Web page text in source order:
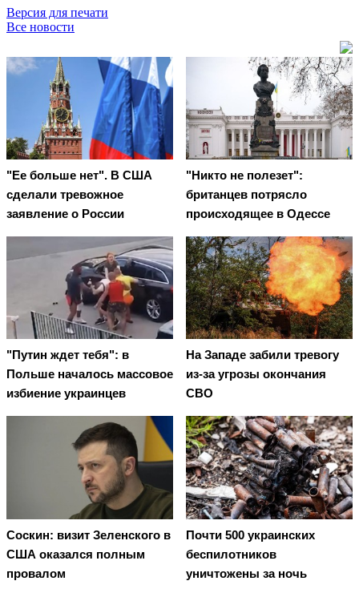
Версия для печати
Все новости
"Ее больше нет". В США
сделали тревожное
заявление о России
"Никто не полезет":
британцев потрясло
происходящее в Одессе
"Путин ждет тебя": в
Польше началось массовое
избиение украинцев
На Западе забили тревогу
из-за угрозы окончания
СВО
Соскин: визит Зеленского в
США оказался полным
провалом
Почти 500 украинских
беспилотников
уничтожены за ночь